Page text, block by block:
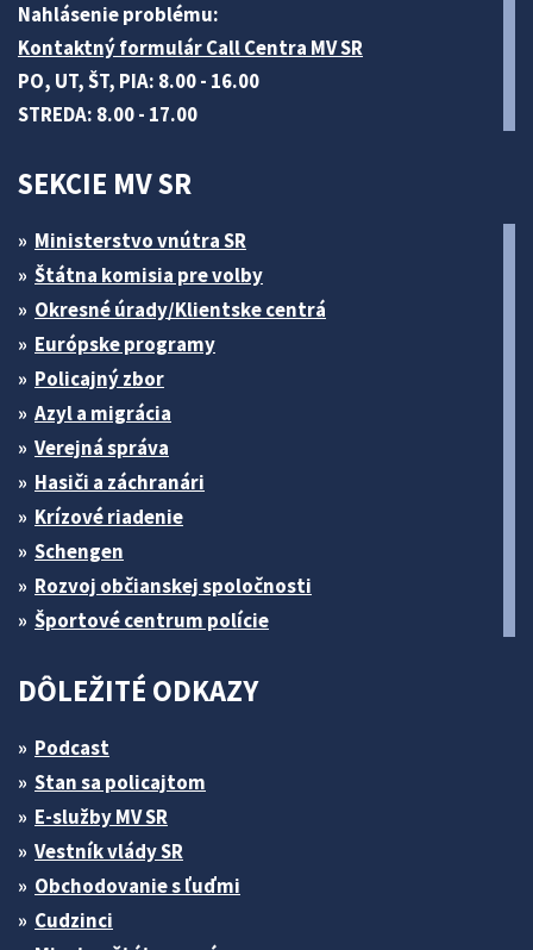
Nahlásenie problému:
Kontaktný formulár Call Centra MV SR
PO, UT, ŠT, PIA: 8.00 - 16.00
STREDA: 8.00 - 17.00
SEKCIE MV SR
Ministerstvo vnútra SR
Štátna komisia pre volby
Okresné úrady/Klientske centrá
Európske programy
Policajný zbor
Azyl a migrácia
Verejná správa
Hasiči a záchranári
Krízové riadenie
Schengen
Rozvoj občianskej spoločnosti
Športové centrum polície
DÔLEŽITÉ ODKAZY
Podcast
Stan sa policajtom
E-služby MV SR
Vestník vlády SR
Obchodovanie s ľuďmi
Cudzinci